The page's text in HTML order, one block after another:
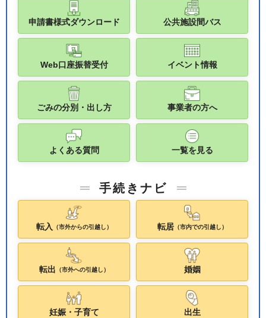
申請書様式ダウンロード 公共施設間バス
Web口座振替受付 イベント情報
ごみの分別・出し方 事業者の方へ
よくある質問 一覧を見る
手続きナビ
転入 （市外からの引越し） 転居（市内での引越し）
転出 （市外への引越し） 婚姻
妊娠・子育て 出生